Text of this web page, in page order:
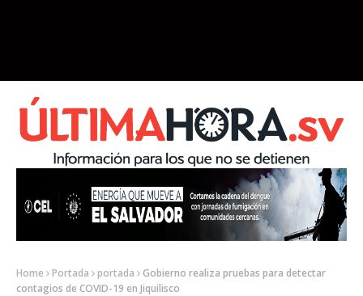
Home Portada portada
Gobierno realiza pruebas para detectar
contagios de COVID-19 en Jiquilisco